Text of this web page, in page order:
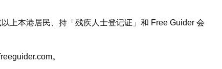
上本港居民、持「残疾人士登记证」和 Free Guider 会
。